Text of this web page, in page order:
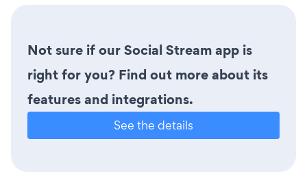
Not sure if our Social Stream app is
right for you? Find out more about its
features and integrations.
See the details